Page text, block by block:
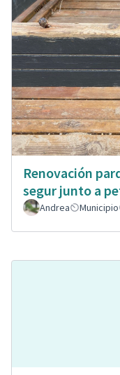
Renovación
segur junto a
Andrea Municipio